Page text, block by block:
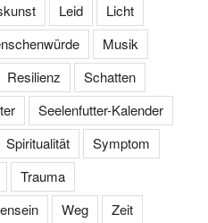
Leid
Licht
Musik
Resilienz
Schatten
Seelenfutter-Kalender
Spiritualität
Symptom
Trauma
Weg Zeit